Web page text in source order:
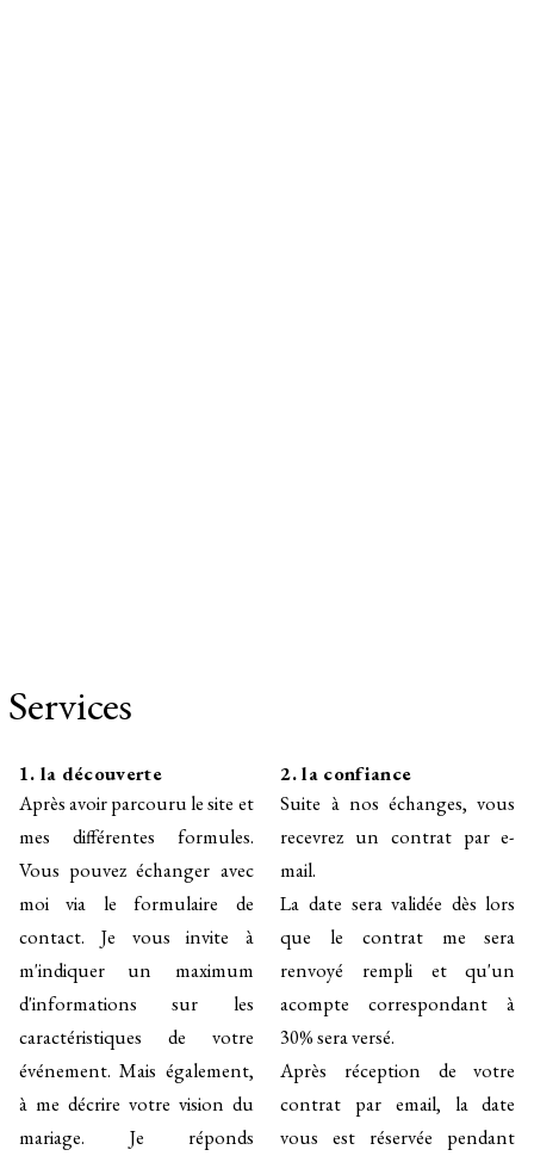
Services
1. la découverte
Après avoir parcouru le site et
mes différentes formules.
Vous pouvez échanger avec
moi via le formulaire de
contact. Je vous invite à
m'indiquer un maximum
d'informations sur les
caractéristiques de votre
événement. Mais également,
à me décrire votre vision du
mariage. Je réponds
2. la confiance
Suite à nos échanges, vous
recevrez un contrat par e-
mail.
La date sera validée dès lors
que le contrat me sera
renvoyé rempli et qu'un
acompte correspondant à
30% sera versé.
Après réception de votre
contrat par email, la date
vous est réservée pendant